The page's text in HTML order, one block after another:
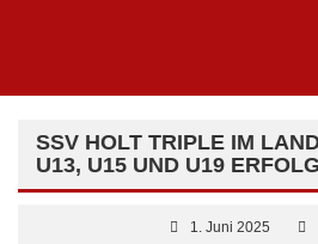
SSV HOLT TRIPLE IM
U13, U15 UND U19
1. Juni 2025